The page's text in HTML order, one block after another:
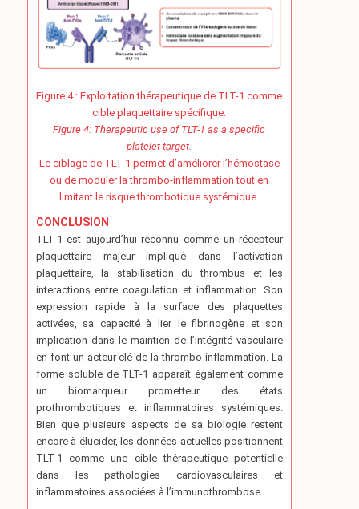
Figure 4 : Exploitation thérapeutique de TLT-1 comme
cible plaquettaire spécifique.
Figure 4: Therapeutic use of TLT-1 as a specific
platelet target.
Le ciblage de TLT-1 permet d’améliorer l’hémostase
ou de moduler la thrombo-inflammation tout en
limitant le risque thrombotique systémique.
CONCLUSION
TLT-1 est aujourd’hui reconnu comme un récepteur
plaquettaire majeur impliqué dans l’activation
plaquettaire, la stabilisation du thrombus et les
interactions entre coagulation et inflammation. Son
expression rapide à la surface des plaquettes
activées, sa capacité à lier le fibrinogène et son
implication dans le maintien de l’intégrité vasculaire
en font un acteur clé de la thrombo-inflammation. La
forme soluble de TLT-1 apparaît également comme
un biomarqueur prometteur des états
prothrombotiques et inflammatoires systémiques.
Bien que plusieurs aspects de sa biologie restent
encore à élucider, les données actuelles positionnent
TLT-1 comme une cible thérapeutique potentielle
dans les pathologies cardiovasculaires et
inflammatoires associées à l’immunothrombose.